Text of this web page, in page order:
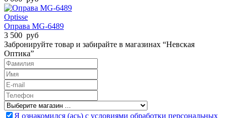
Optisse
Оправа MG-6489
3 500 руб
Забронируйте товар и забирайте в магазинах “Невская
Оптика”
Я ознакомился (ась) с условиями обработки персональных